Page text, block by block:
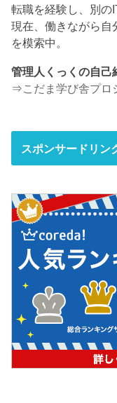
転職を経験し、別の
現在、働きながら自
を模索中。
管理人くっくの自己
⇒こだま学び舎プロ
スポンサードリン